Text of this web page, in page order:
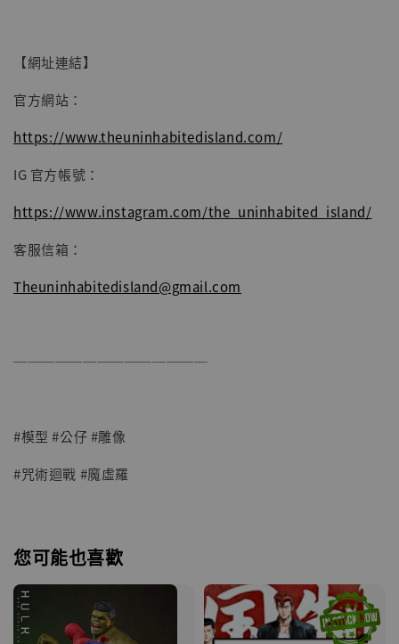
【網址連結】
官方網站：
https://www.theuninhabitedisland.com/
IG 官方帳號：
https://www.instagram.com/the_uninhabited_island/
客服信箱：
Theuninhabitedisland@gmail.com
──────────────
#模型 #公仔 #雕像
#咒術迴戰 #魔虛羅
您可能也喜歡